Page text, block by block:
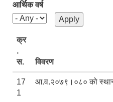
आर्थिक वर्ष
क्र
.
स.
विवरण
17
1
आ.व.२०७९।०८० को